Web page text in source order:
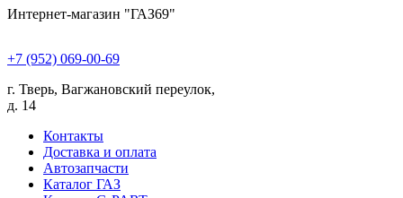
Интернет-магазин "ГАЗ69"
+7 (952) 069-00-69
г. Тверь, Вагжановский переулок,
д. 14
Контакты
Доставка и оплата
Автозапчасти
Каталог ГАЗ